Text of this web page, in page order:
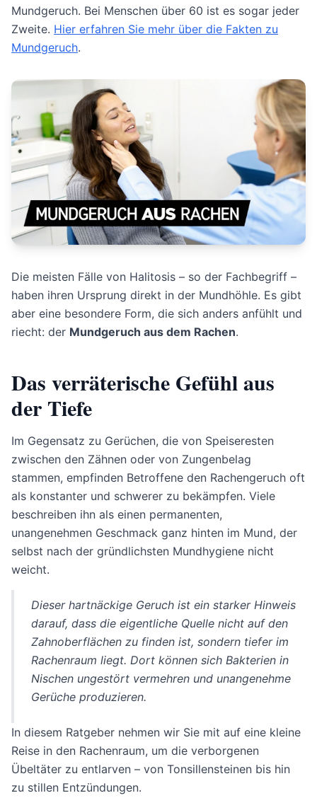
Mundgeruch. Bei Menschen über 60 ist es sogar jeder
Zweite. Hier erfahren Sie mehr über die Fakten zu
Mundgeruch.
Die meisten Fälle von Halitosis – so der Fachbegriff –
haben ihren Ursprung direkt in der Mundhöhle. Es gibt
aber eine besondere Form, die sich anders anfühlt und
riecht: der Mundgeruch aus dem Rachen.
Das verräterische Gefühl aus
der Tiefe
Im Gegensatz zu Gerüchen, die von Speiseresten
zwischen den Zähnen oder von Zungenbelag
stammen, empfinden Betroffene den Rachengeruch oft
als konstanter und schwerer zu bekämpfen. Viele
beschreiben ihn als einen permanenten,
unangenehmen Geschmack ganz hinten im Mund, der
selbst nach der gründlichsten Mundhygiene nicht
weicht.
Dieser hartnäckige Geruch ist ein starker Hinweis
darauf, dass die eigentliche Quelle nicht auf den
Zahnoberflächen zu finden ist, sondern tiefer im
Rachenraum liegt. Dort können sich Bakterien in
Nischen ungestört vermehren und unangenehme
Gerüche produzieren.
In diesem Ratgeber nehmen wir Sie mit auf eine kleine
Reise in den Rachenraum, um die verborgenen
Übeltäter zu entlarven – von Tonsillensteinen bis hin
zu stillen Entzündungen.